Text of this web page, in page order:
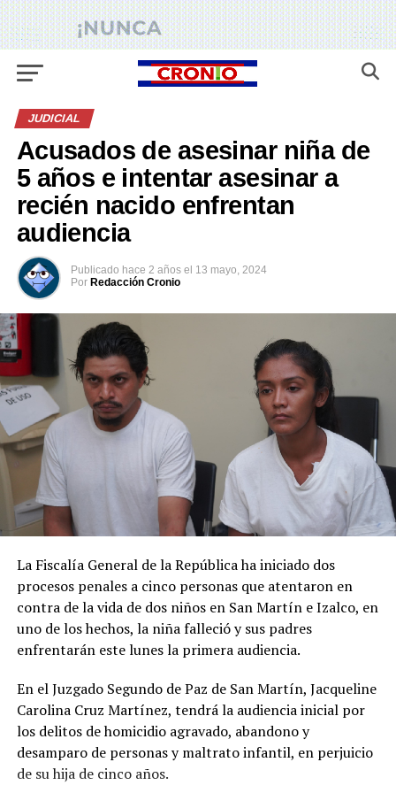
JUDICIAL
Acusados de asesinar niña de
5 años e intentar asesinar a
recién nacido enfrentan
audiencia
Publicado hace 2 años el 13 mayo, 2024
Por Redacción Cronio
La Fiscalía General de la República ha iniciado dos
procesos penales a cinco personas que atentaron en
contra de la vida de dos niños en San Martín e Izalco, en
uno de los hechos, la niña falleció y sus padres
enfrentarán este lunes la primera audiencia.
En el Juzgado Segundo de Paz de San Martín, Jacqueline
Carolina Cruz Martínez, tendrá la audiencia inicial por
los delitos de homicidio agravado, abandono y
desamparo de personas y maltrato infantil, en perjuicio
de su hija de cinco años.